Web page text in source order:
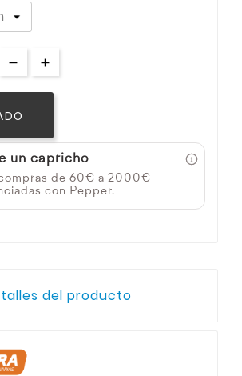
un capricho
compras de 60€ a 2000€
con Pepper.
del producto